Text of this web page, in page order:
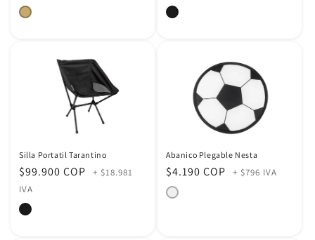
habitual
habitual
Silla Portatil Tarantino
Precio
habitual
$99.900 COP
+ $18.981
IVA
Abanico Plegable Nesta
Precio
habitual
$4.190 COP + $796 IVA